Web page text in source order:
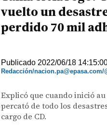
vuelto un
perdido 70 mil
Publicado 2022/06/18
Redacción/nacion.pa@epasa.com/
Explicó que cuando inició
percató de todo los
cargo de CD.